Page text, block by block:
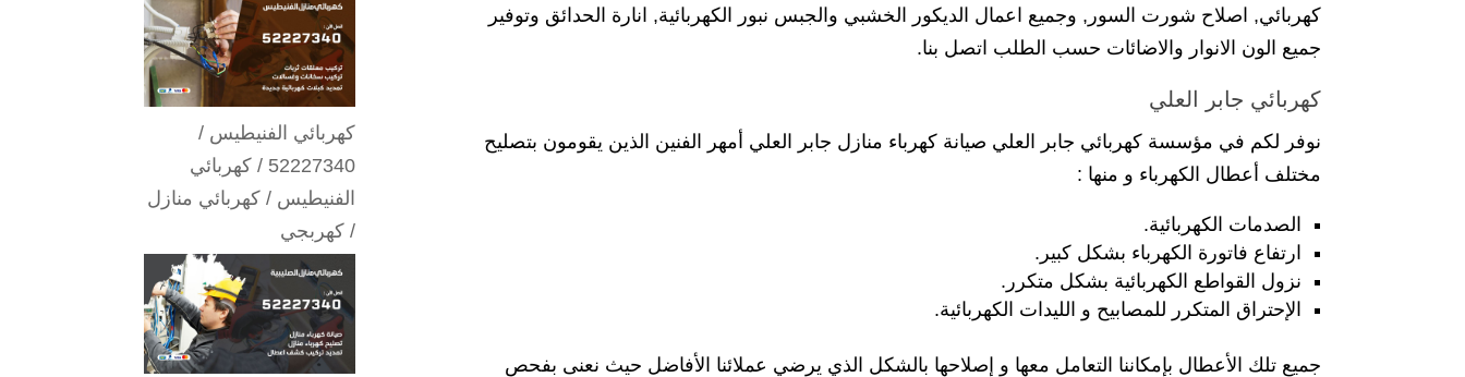
كهربائي, اصلاح شورت السور, وجميع اعمال الديكور الخشبي والجبس نبور الكهربائية, انارة الحدائق وتوفير
جميع الون الانوار والاضائات حسب الطلب اتصل بنا.
كهربائي جابر العلي
نوفر لكم في مؤسسة كهربائي جابر العلي صيانة كهرباء منازل جابر العلي أمهر الفنين الذين يقومون بتصليح
مختلف أعطال الكهرباء و منها :
الصدمات الكهربائية.
ارتفاع فاتورة الكهرباء بشكل كبير.
نزول القواطع الكهربائية بشكل متكرر.
الإحتراق المتكرر للمصابيح و الليدات الكهربائية.
جميع تلك الأعطال بإمكاننا التعامل معها و إصلاحها بالشكل الذي يرضي عملائنا الأفاضل حيث نعنى بفحص
كهربائي الفنيطيس /
52227340 / كهربائي
الفنيطيس / كهربائي منازل
/ كهربجي